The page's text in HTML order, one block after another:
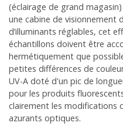
(éclairage de grand
une cabine de visionnement
d’illuminants réglables, cet
échantillons doivent être
hermétiquement que
petites différences de
UV-A doté d'un pic de
pour les produits
clairement les modifications
azurants optiques.